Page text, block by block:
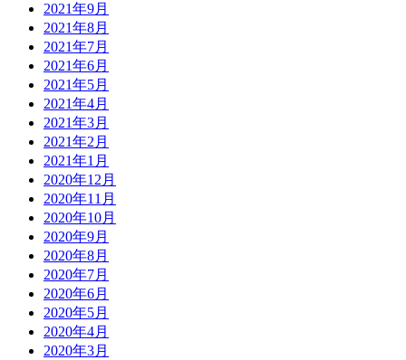
2021年9月
2021年8月
2021年7月
2021年6月
2021年5月
2021年4月
2021年3月
2021年2月
2021年1月
2020年12月
2020年11月
2020年10月
2020年9月
2020年8月
2020年7月
2020年6月
2020年5月
2020年4月
2020年3月